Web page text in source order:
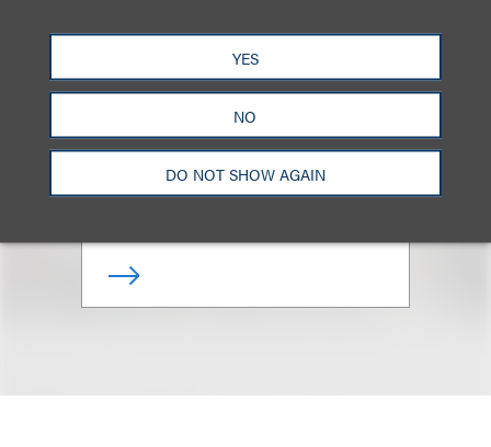
YES
NO
DO NOT SHOW AGAIN
Anne Kennedy
(she/her)
Deputy Chair, Entertainment;
Chair, Podcast
+1.212.407.4143